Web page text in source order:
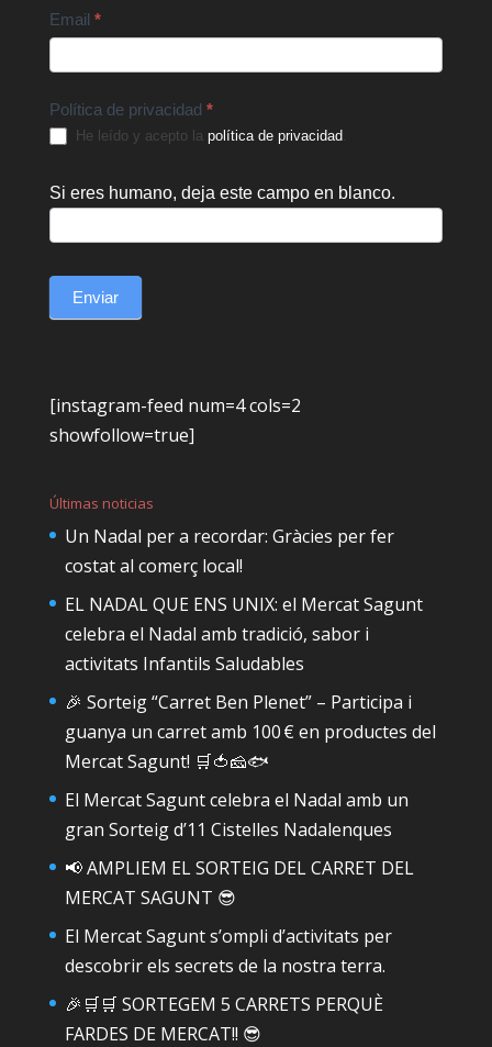
Email *
Política de privacidad *
He leído y acepto la política de privacidad.
Si eres humano, deja este campo en blanco.
Enviar
[instagram-feed num=4 cols=2
showfollow=true]
Últimas noticias
Un Nadal per a recordar: Gràcies per fer
costat al comerç local!
EL NADAL QUE ENS UNIX: el Mercat Sagunt
celebra el Nadal amb tradició, sabor i
activitats Infantils Saludables
🎉 Sorteig “Carret Ben Plenet” – Participa i
guanya un carret amb 100 € en productes del
Mercat Sagunt! 🛒🍅🧀🐟
El Mercat Sagunt celebra el Nadal amb un
gran Sorteig d’11 Cistelles Nadalenques
📢 AMPLIEM EL SORTEIG DEL CARRET DEL
MERCAT SAGUNT 😎
El Mercat Sagunt s’ompli d’activitats per
descobrir els secrets de la nostra terra.
🎉🛒🛒 SORTEGEM 5 CARRETS PERQUÈ
FARDES DE MERCAT!! 😎